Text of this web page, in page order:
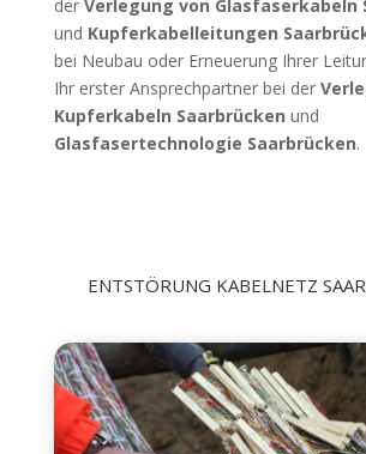
der Verlegung von Glasfaserkabeln
und Kupferkabelleitungen
bei Neubau oder Erneuerung Ihrer
Ihr erster Ansprechpartner bei der
Kupferkabeln Saarbrücken und
Glasfasertechnologie Saarbrücken.
ENTSTÖRUNG KABELNETZ